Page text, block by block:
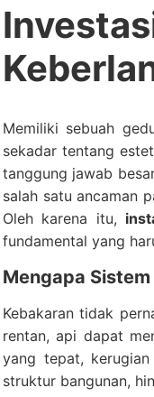
Memiliki sebuah
sekadar tentang
tanggung jawab
salah satu ancaman
Oleh karena itu,
fundamental yang
Mengapa
Kebakaran tidak
rentan, api dapat
yang tepat,
struktur bangunan,